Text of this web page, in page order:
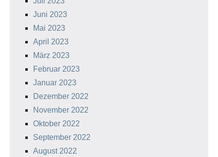
Juni 2023
Mai 2023
April 2023
März 2023
Februar 2023
Januar 2023
Dezember 2022
November 2022
Oktober 2022
September 2022
August 2022